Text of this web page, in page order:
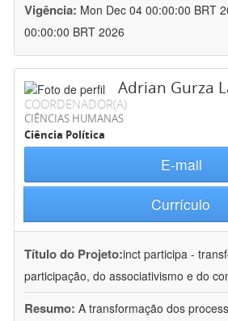
Vigência: Mon Dec 04 00:00:00 BRT
00:00:00 BRT 2026
Adrian Gurza
COORDENADOR(A)
CIÊNCIAS HUMANAS
Ciência Política
E-mail
Currículo
Título do Projeto:inct participa -
participação, do associativismo e do
Resumo: A transformação dos